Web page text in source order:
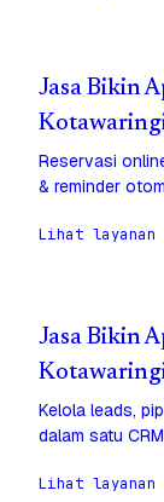
Jasa Bikin
Reservasi
& reminder
Lihat layanan
Jasa Bikin
Kelola leads,
dalam satu
Lihat layanan